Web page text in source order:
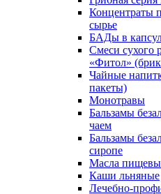
Концентраты
сырье
БАДы в
Смеси сухого
«Фитол»
Чайные
пакеты)
Монотравы
Бальзамы
чаем
Бальзамы
сиропе
Масла
Каши льняные
Лечебно-